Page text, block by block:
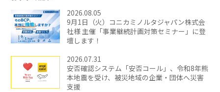
2026.08.05
9月1日（火）コニカミノルタジャパン株式会
社様 主催「事業継続計画対策セミナー」に登
壇します！
2026.07.31
安否確認システム「安否コール」、令和8年熊
本地震を受け、被災地域の企業・団体へ災害
支援